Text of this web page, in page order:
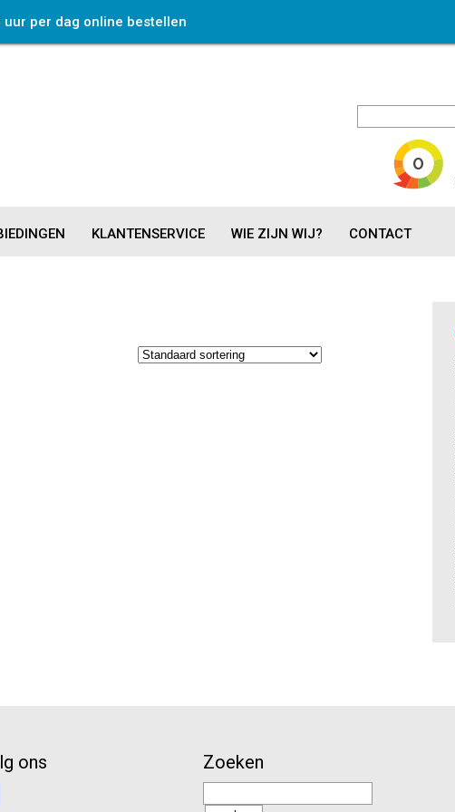
uur per dag online bestellen
KLANTENSERVICE WIE ZIJN WIJ? CONTACT
ons Zoeken